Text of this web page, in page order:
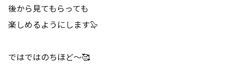
後から見てもらっても
楽しめるようにします🦭
ではではのちほど〜🥰